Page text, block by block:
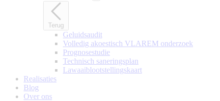
Terug
Geluidsaudit
Volledig akoestisch VLAREM onderzoek
Prognosestudie
Technisch saneringsplan
Lawaaiblootstellingskaart
Realisaties
Blog
Over ons